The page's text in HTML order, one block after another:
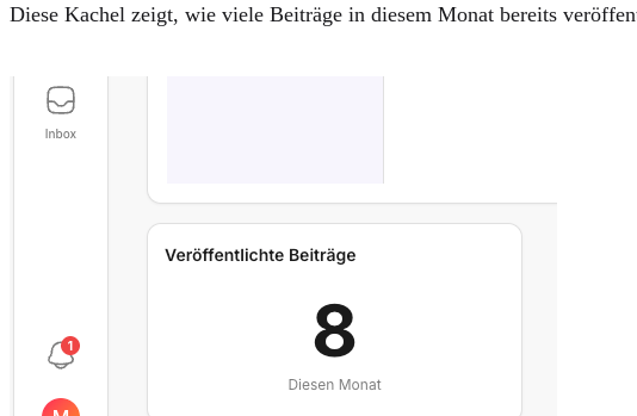
Diese Kachel zeigt, wie viele Beiträge in diesem Monat bereits